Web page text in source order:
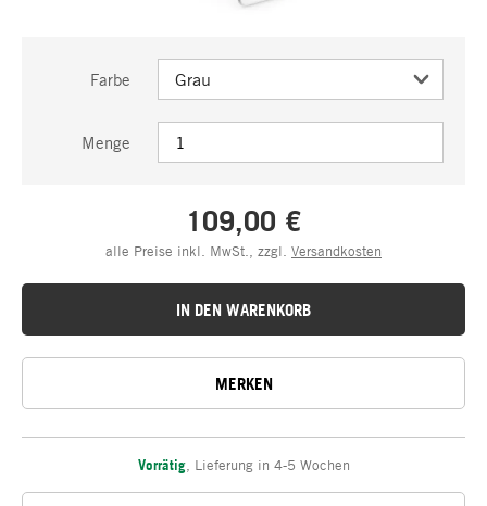
Farbe
Menge
109,00 €
alle Preise inkl. MwSt., zzgl. Versandkosten
IN DEN WARENKORB
MERKEN
Vorrätig, Lieferung in 4-5 Wochen